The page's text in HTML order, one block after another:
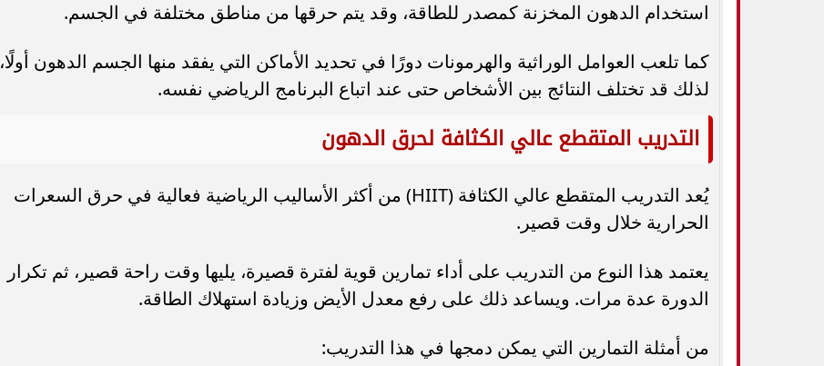
استخدام الدهون المخزنة كمصدر للطاقة، وقد يتم حرقها من مناطق مختلفة في الجسم.
كما تلعب العوامل الوراثية والهرمونات دورًا في تحديد الأماكن التي يفقد منها الجسم الدهون أولًا،
لذلك قد تختلف النتائج بين الأشخاص حتى عند اتباع البرنامج الرياضي نفسه.
التدريب المتقطع عالي الكثافة لحرق الدهون
يُعد التدريب المتقطع عالي الكثافة (HIIT) من أكثر الأساليب الرياضية فعالية في حرق السعرات
الحرارية خلال وقت قصير.
يعتمد هذا النوع من التدريب على أداء تمارين قوية لفترة قصيرة، يليها وقت راحة قصير، ثم تكرار
الدورة عدة مرات. ويساعد ذلك على رفع معدل الأيض وزيادة استهلاك الطاقة.
من أمثلة التمارين التي يمكن دمجها في هذا التدريب: